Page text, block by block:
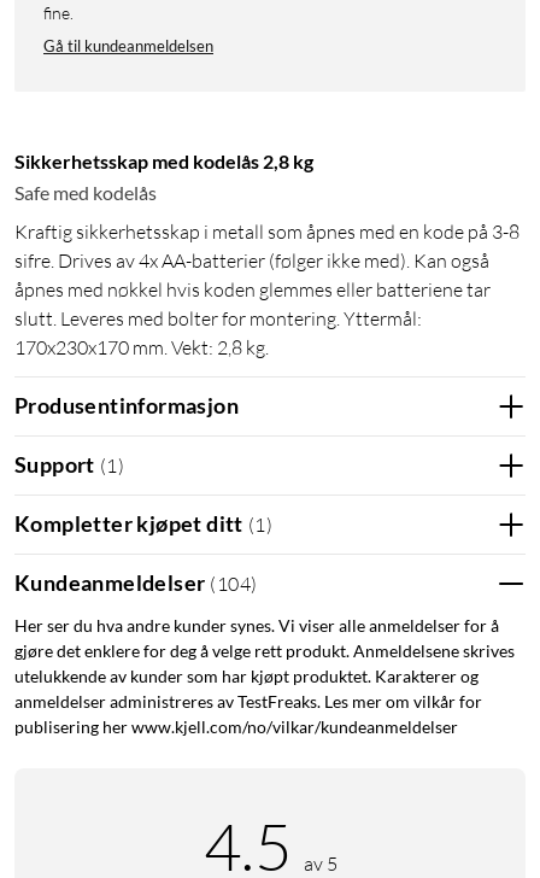
fine.
Gå til kundeanmeldelsen
Sikkerhetsskap med kodelås 2,8 kg
Safe med kodelås
Kraftig sikkerhetsskap i metall som åpnes med en kode på 3-8
sifre. Drives av 4x AA-batterier (følger ikke med). Kan også
åpnes med nøkkel hvis koden glemmes eller batteriene tar
slutt. Leveres med bolter for montering. Yttermål:
170x230x170 mm. Vekt: 2,8 kg.
Produsentinformasjon
Support (1)
Kompletter kjøpet ditt (1)
Kundeanmeldelser ( 104)
Her ser du hva andre kunder synes. Vi viser alle anmeldelser for å
gjøre det enklere for deg å velge rett produkt. Anmeldelsene skrives
utelukkende av kunder som har kjøpt produktet. Karakterer og
anmeldelser administreres av TestFreaks. Les mer om vilkår for
publisering her www.kjell.com/no/vilkar/kundeanmeldelser
4.5 av 5